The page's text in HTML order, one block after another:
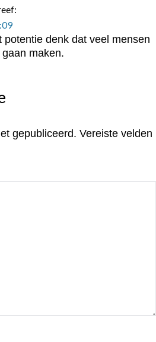
potentie denk dat veel mensen
maken.
gepubliceerd. Vereiste velden